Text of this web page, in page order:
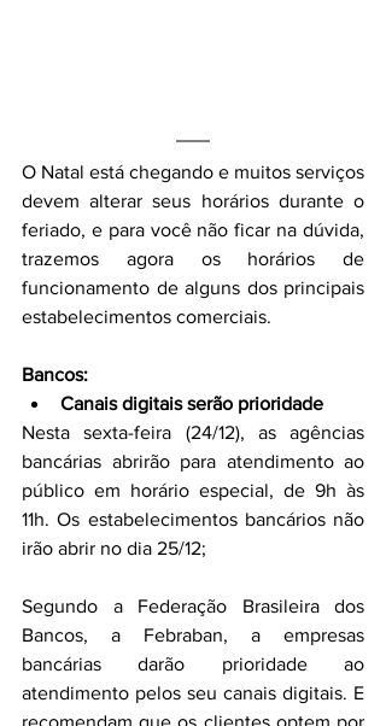
O Natal está chegando e muitos serviços
devem alterar seus horários durante o
feriado, e para você não ficar na dúvida,
trazemos agora os horários de
funcionamento de alguns dos principais
estabelecimentos comerciais.
Bancos:
Canais digitais serão prioridade
Nesta sexta-feira (24/12), as agências
bancárias abrirão para atendimento ao
público em horário especial, de 9h às
11h. Os estabelecimentos bancários não
irão abrir no dia 25/12;
Segundo a Federação Brasileira dos
Bancos, a Febraban, a empresas
bancárias darão prioridade ao
atendimento pelos seu canais digitais. E